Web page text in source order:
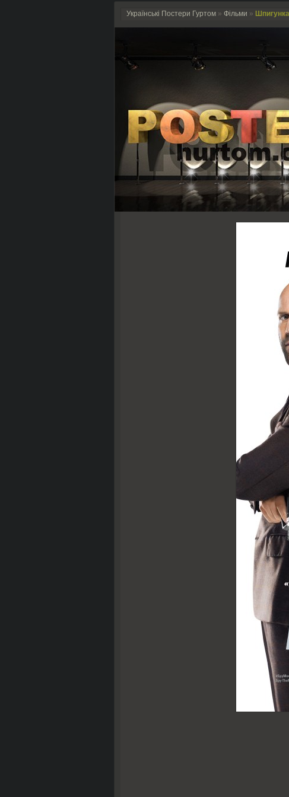
Українські Постери Гуртом » Фільми »